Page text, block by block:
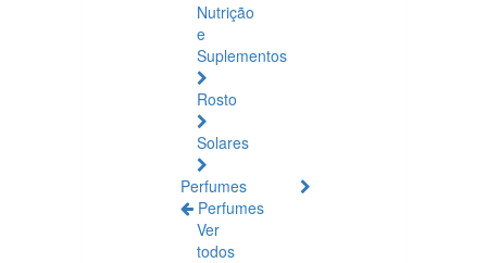
Nutrição
e
Suplementos
Rosto
Solares
Perfumes
Perfumes
Ver
todos